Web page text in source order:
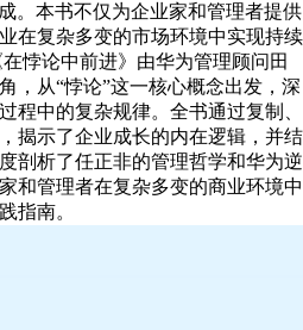
。本书不仅为企业家和管理者提供
在复杂多变的市场环境中实现持续
悖论中前进》由华为管理顾问田
，从“悖论”这一核心概念出发，深
程中的复杂规律。全书通过复制、
揭示了企业成长的内在逻辑，并结
剖析了任正非的管理哲学和华为逆
和管理者在复杂多变的商业环境中
指南。